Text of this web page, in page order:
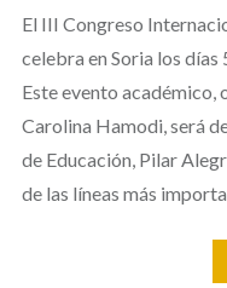
El III Congreso
celebra en Soria los días
Este evento académico,
Carolina Hamodi, será
de Educación, Pilar
de las líneas más